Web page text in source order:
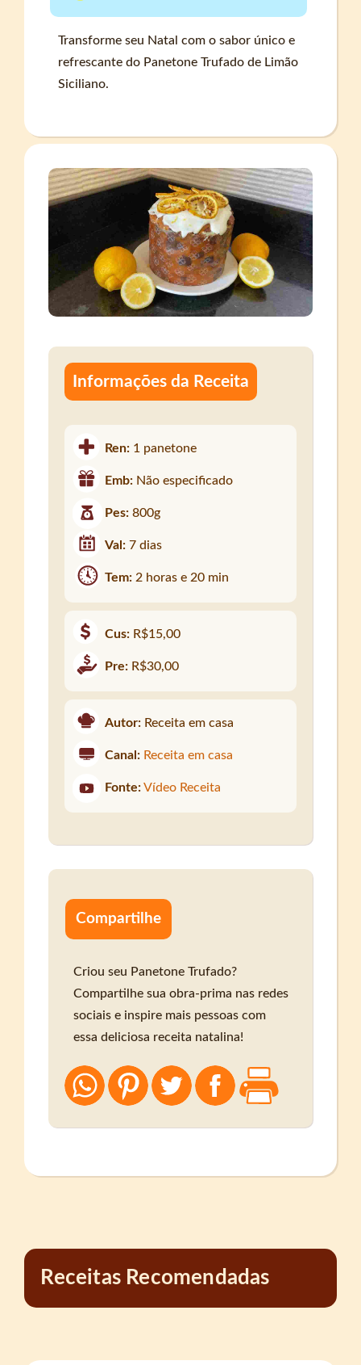
Transforme seu Natal com o sabor único e
refrescante do Panetone Trufado de Limão
Siciliano.
Informações da Receita
Ren: 1 panetone
Emb: Não especificado
Pes:800g
Val:7 dias
Tem:2 horas e 20 min
Cus: R$15,00
Pre: R$30,00
Autor: Receita em casa
Canal: Receita em casa
Fonte: Vídeo Receita
Compartilhe
Criou seu Panetone Trufado?
Compartilhe sua obra-prima nas redes
sociais e inspire mais pessoas com
essa deliciosa receita natalina!
Receitas Recomendadas